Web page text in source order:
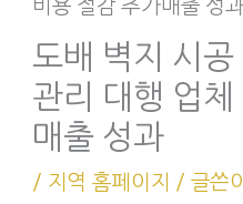
도배 벽지 시
관리 대행 업
매출 성과
/ 지역 홈페이지 / 글쓴